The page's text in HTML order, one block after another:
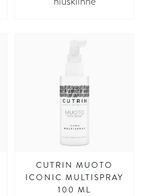
CUTRIN MUOTO
ICONIC MULTISPRAY
100 ML